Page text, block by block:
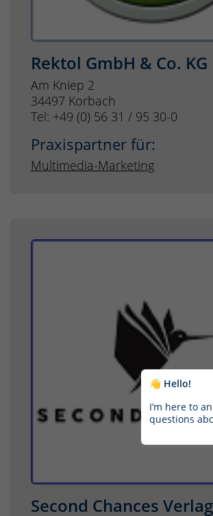
Rektol GmbH & Co. KG
Am Kniep 2
34497 Korbach
Tel: +49 (0) 56 31 / 95 30-0
Praxispartner für:
Multimedia-Marketing
Second Chances Verlag
👋 Hello!
I’m here to
questions